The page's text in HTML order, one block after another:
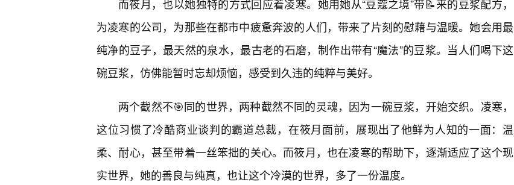
而筱月，也以她独特的方式回应着凌寒。她用她从“豆蔻之境”带📝来的豆浆配方，
为凌寒的公司，为那些在都市中疲惫奔波的人们，带来了片刻的慰藉与温暖。她会用最
纯净的豆子，最天然的泉水，最古老的石磨，制作出带有“魔法”的豆浆。当人们喝下这
碗豆浆，仿佛能暂时忘却烦恼，感受到久违的纯粹与美好。
两个截然不🎯同的世界，两种截然不同的灵魂，因为一碗豆浆，开始交织。凌寒，
这位习惯了冷酷商业谈判的霸道总裁，在筱月面前，展现出了他鲜为人知的一面：温
柔、耐心，甚至带着一丝笨拙的关心。而筱月，也在凌寒的帮助下，逐渐适应了这个现
实世界，她的善良与纯真，也让这个冷漠的世界，多了一份温度。